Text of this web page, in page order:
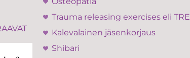
Trauma releasing exercises eli TRE
Kalevalainen jäsenkorjaus
Shibari